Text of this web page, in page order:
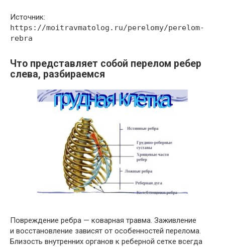
Источник:
https://moitravmatolog.ru/perelomy/perelom-
rebra
Что представляет собой перелом ребер
слева, разбираемся
Повреждение ребра — коварная травма. Заживление
и восстановление зависят от особенностей перелома.
Близость внутренних органов к реберной сетке всегда